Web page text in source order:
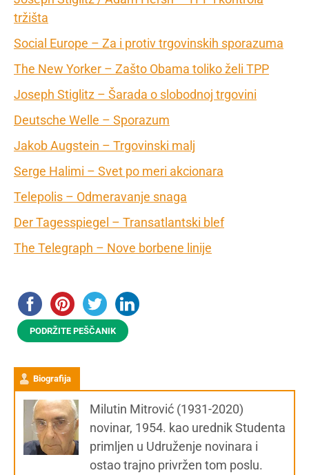
tržišta
Social Europe – Za i protiv trgovinskih sporazuma
The New Yorker – Zašto Obama toliko želi TPP
Joseph Stiglitz – Šarada o slobodnoj trgovini
Deutsche Welle – Sporazum
Jakob Augstein – Trgovinski malj
Serge Halimi – Svet po meri akcionara
Telepolis – Odmeravanje snaga
Der Tagesspiegel – Transatlantski blef
The Telegraph – Nove borbene linije
PODRŽITE PEŠČANIK
Biografija
Milutin Mitrović (1931-2020)
novinar, 1954. kao urednik Studenta
primljen u Udruženje novinara i
ostao trajno privržen tom poslu.